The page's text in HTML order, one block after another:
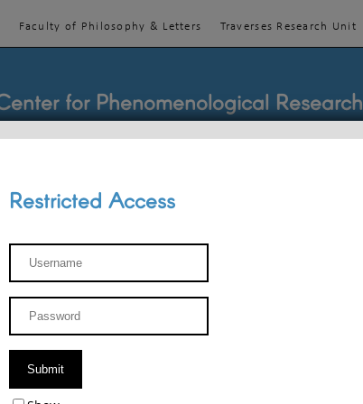
Faculty of Philosophy & Letters Traverses Research Unit
for Phenomenological Research
TEACHINGS
Restricted Access